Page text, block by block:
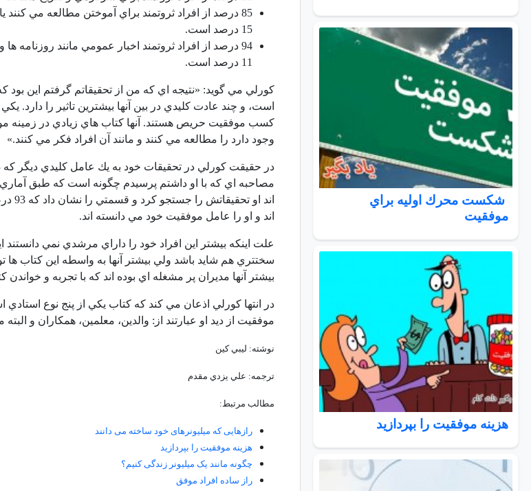
شكست محرك اوليه براي
موفقيت
هزینه موفقیت را بپردازید
85 درصد از افراد ثروتمند براي آموختن مطالعه مي
15 درصد است.
94 درصد از افراد ثروتمند اخبار عمومي مانند روزنامه
11 درصد است.
كورلي مي گويد: «نتيجه اي كه من از تحقيقاتم گرفتم اين بود
است، و چند عادت كليدي در بين آنها بيشترين تاثير را دارد.
كسب موفقيت حريص هستند. آنها كتاب هاي زيادي در زمينه
وجود دارد را مطالعه مي كنند و مانند آن افراد فكر مي كنند.»
در حقيقت كورلي در تحقيقات خود به يك عامل كليدي ديگر
اند
اند و او را عامل موفقيت خود مي دانسته اند.
علت اينكه بيشتر اين افراد خود را داراي مرشدي نمي
سختتري هم شايد باشد ولي بيشتر آنها به واسطه اين كتاب
بيشتر آنها مديران پر مشغله اي بوده اند كه با تجربه و
در انتها كورلي اذعان مي كند كه كتاب يكي از پنج نوع
موفقيت از ديد او عبارتند از: والدين، معلمين، همكاران و
نوشته: ليبي كين
ترجمه: علي يزدي مقدم
مطالب مرتبط:
رازهایی که میلیونرهای خود ساخته می دانند
هزینه موفقیت را بپردازید
چگونه مانند یک میلیونر زندگی کنیم؟
راز ساده افراد موفق